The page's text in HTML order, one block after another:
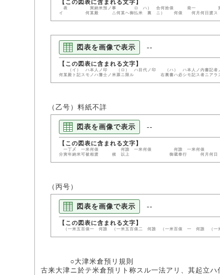
表 寅納米預ノ事 ロ ハ） 合何
イ 何某殿 △何某ヘ御払米 裏 ニ） 何俵 何月何日渡
図表を画像で表示 --
（イ） ハ本人ノ印 （ロ） ハ目代ノ印 （ハ） ハ本人ノ内書記者
何某殿ト記スモノハ藩士ノ米票ニ限ル 右裏書ハ必シモ記ス者ニアラズ譬
（乙号）料紙不詳
図表を画像で表示 --
一丁〆 一米何俵 何誰 一米何俵 何誰
分寅年納米可被相渡 候 以上 御蔵奉行
（丙号）
図表を画像で表示 --
（一米五百俵一 何誰 （一米五百俵二 何誰 （一米百俵 一 何
○大津米倉預リ規則
古来大津ニ於テ米倉預リト称スル一法アリ、其起立